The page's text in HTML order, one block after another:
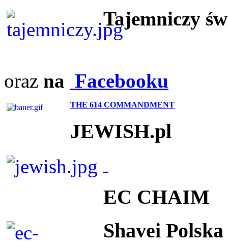
Tajemniczy
oraz na Facebooku
THE 614 COMMANDMENT
JEWISH.pl
EC CHAIM
Shavei Polska